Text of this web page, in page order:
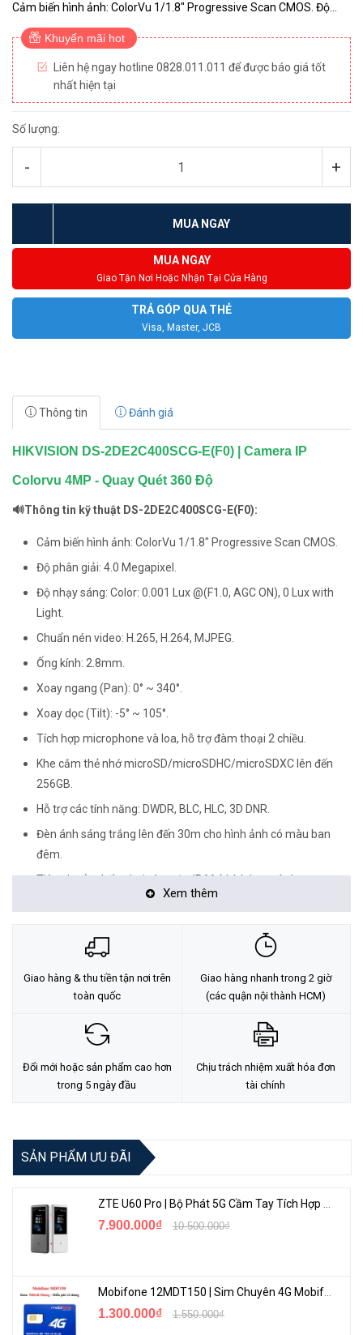
Cảm biến hình ảnh: ColorVu 1/1.8″ Progressive Scan CMOS. Độ
phân giải: 4.0 Megapixel. Độ nhạy sáng: Color: 0.001 Lux @(F1.0,...
Khuyến mãi hot
Liên hệ ngay hotline 0828.011.011 để được báo giá tốt
nhất hiện tại
Số lượng:
- +
MUA NGAY
MUA NGAY
Giao Tận Nơi Hoặc Nhận Tại Cửa Hàng
TRẢ GÓP QUA THẺ
Visa, Master, JCB
Thông tin Đánh giá
HIKVISION DS-2DE2C400SCG-E(F0) | Camera IP
Colorvu 4MP - Quay Quét 360 Độ
🔊Thông tin kỹ thuật DS-2DE2C400SCG-E(F0):
Cảm biến hình ảnh: ColorVu 1/1.8″ Progressive Scan CMOS.
Độ phân giải: 4.0 Megapixel.
Độ nhạy sáng: Color: 0.001 Lux @(F1.0, AGC ON), 0 Lux with
Light.
Chuẩn nén video: H.265, H.264, MJPEG.
Ống kính: 2.8mm.
Xoay ngang (Pan): 0° ~ 340°.
Xoay dọc (Tilt): -5° ~ 105°.
Tích hợp microphone và loa, hỗ trợ đàm thoại 2 chiều.
Khe cắm thẻ nhớ microSD/microSDHC/microSDXC lên đến
256GB.
Hỗ trợ các tính năng: DWDR, BLC, HLC, 3D DNR.
Đèn ánh sáng trắng lên đến 30m cho hình ảnh có màu ban
đêm.
Tiêu chuẩn chống bụi và nước: IP66 (thích hợp sử dụng trong
Tư vấn cách chọn loại camera và dịch vụ lắp đặt camera tận nơi:
TẠI ĐÂY
Xem thêm
Giao hàng & thu tiền tận nơi trên
toàn quốc
Giao hàng nhanh trong 2 giờ
(các quận nội thành HCM)
Đổi mới hoặc sản phẩm cao hơn
trong 5 ngày đầu
Chịu trách nhiệm xuất hóa đơn
tài chính
SẢN PHẨM ƯU ĐÃI
ZTE U60 Pro | Bộ Phát 5G Cầm Tay Tích Hợp Công Nghệ WiFi 7, Pin 10000mAh
7.900.000₫ 10.500.000₫
1.300.000₫ 1.550.000₫